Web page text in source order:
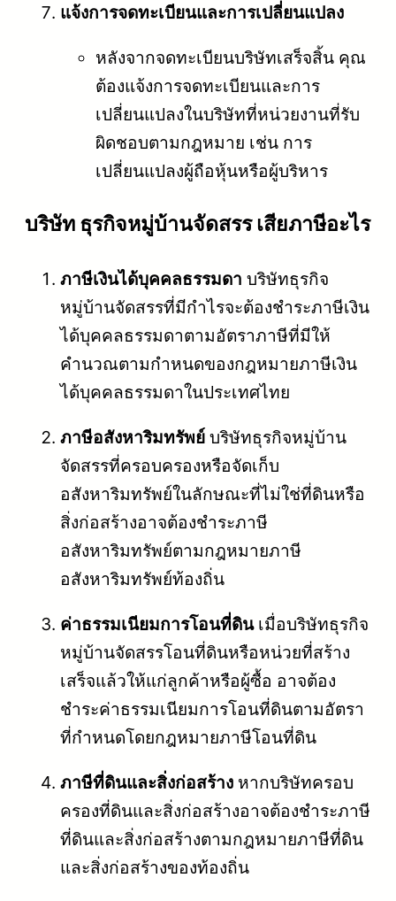
แจ้งการจดทะเบียนและการเปลี่ยนแปลง
หลังจากจดทะเบียนบริษัทเสร็จสิ้น คุณ
ต้องแจ้งการจดทะเบียนและการ
เปลี่ยนแปลงในบริษัทที่หน่วยงานที่รับ
ผิดชอบตามกฎหมาย เช่น การ
เปลี่ยนแปลงผู้ถือหุ้นหรือผู้บริหาร
บริษัท ธุรกิจหมู่บ้านจัดสรร เสียภาษีอะไร
ภาษีเงินได้บุคคลธรรมดา บริษัทธุรกิจ
หมู่บ้านจัดสรรที่มีกำไรจะต้องชำระภาษีเงิน
ได้บุคคลธรรมดาตามอัตราภาษีที่มีให้
คำนวณตามกำหนดของกฎหมายภาษีเงิน
ได้บุคคลธรรมดาในประเทศไทย
ภาษีอสังหาริมทรัพย์ บริษัทธุรกิจหมู่บ้าน
จัดสรรที่ครอบครองหรือจัดเก็บ
อสังหาริมทรัพย์ในลักษณะที่ไม่ใช่ที่ดินหรือ
สิ่งก่อสร้างอาจต้องชำระภาษี
อสังหาริมทรัพย์ตามกฎหมายภาษี
อสังหาริมทรัพย์ท้องถิ่น
ค่าธรรมเนียมการโอนที่ดินเมื่อบริษัทธุรกิจ
หมู่บ้านจัดสรรโอนที่ดินหรือหน่วยที่สร้าง
เสร็จแล้วให้แก่ลูกค้าหรือผู้ซื้อ อาจต้อง
ชำระค่าธรรมเนียมการโอนที่ดินตามอัตรา
ที่กำหนดโดยกฎหมายภาษีโอนที่ดิน
ภาษีที่ดินและสิ่งก่อสร้าง หากบริษัทครอบ
ครองที่ดินและสิ่งก่อสร้างอาจต้องชำระภาษี
ที่ดินและสิ่งก่อสร้างตามกฎหมายภาษีที่ดิน
และสิ่งก่อสร้างของท้องถิ่น